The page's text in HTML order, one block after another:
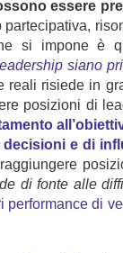
essere
partecipativa,
si impone è
siano
reali risiede in
posizioni di
e di
di fonte alle
di